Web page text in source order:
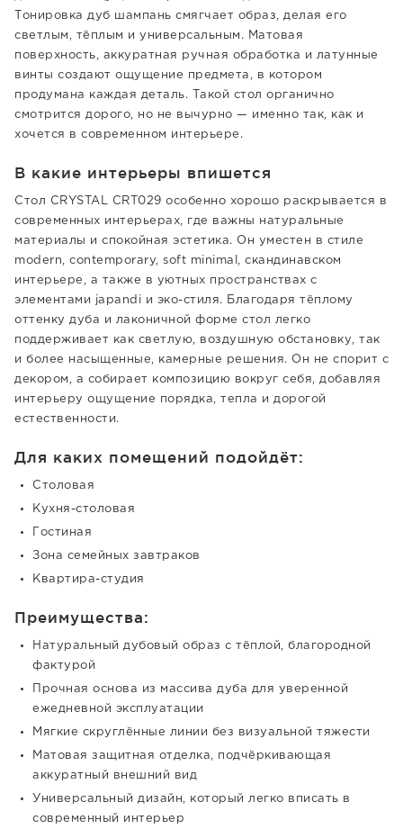
Тонировка дуб шампань смягчает образ, делая его
светлым, тёплым и универсальным. Матовая
поверхность, аккуратная ручная обработка и латунные
винты создают ощущение предмета, в котором
продумана каждая деталь. Такой стол органично
смотрится дорого, но не вычурно — именно так, как и
хочется в современном интерьере.
В какие интерьеры впишется
Стол CRYSTAL CRT029 особенно хорошо раскрывается в
современных интерьерах, где важны натуральные
материалы и спокойная эстетика. Он уместен в стиле
modern, contemporary, soft minimal, скандинавском
интерьере, а также в уютных пространствах с
элементами japandi и эко-стиля. Благодаря тёплому
оттенку дуба и лаконичной форме стол легко
поддерживает как светлую, воздушную обстановку, так
и более насыщенные, камерные решения. Он не спорит с
декором, а собирает композицию вокруг себя, добавляя
интерьеру ощущение порядка, тепла и дорогой
естественности.
Для каких помещений подойдёт:
Столовая
Кухня-столовая
Гостиная
Зона семейных завтраков
Квартира-студия
Преимущества:
Натуральный дубовый образ с тёплой, благородной
фактурой
Прочная основа из массива дуба для уверенной
ежедневной эксплуатации
Мягкие скруглённые линии без визуальной тяжести
Матовая защитная отделка, подчёркивающая
аккуратный внешний вид
Универсальный дизайн, который легко вписать в
современный интерьер